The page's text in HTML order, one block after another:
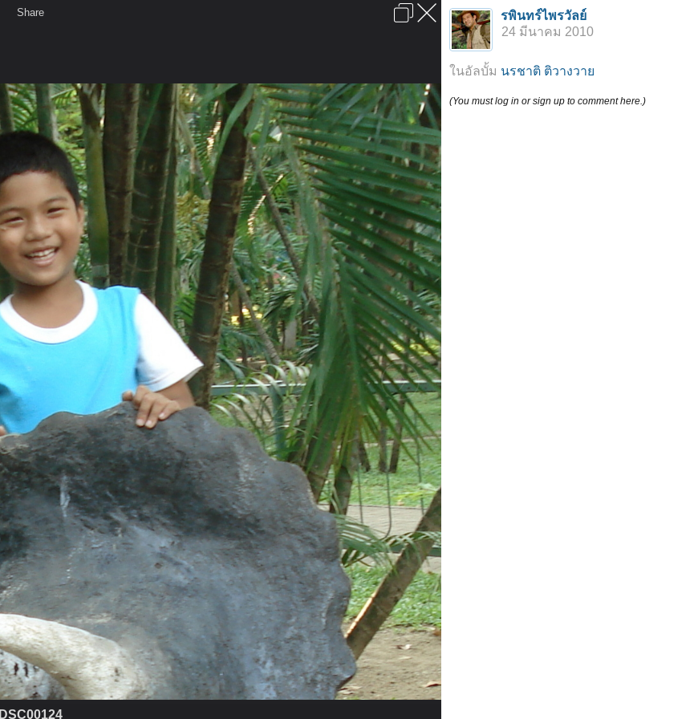
เข้าสู่ระบบหรือลงทะเบียน
เสียงธรรม สมาชิก ห้องสนทนา
ลงโฆษณา ติดต่อเรา ช่วยเหลือ หน้าหลัก
Share
DSC00124
รพินทร์ไพรวัลย์
24 มีนาคม 2010
ในอัลบั้ม นรชาติ ติวางวาย
(You must log in or sign up to comment here.)